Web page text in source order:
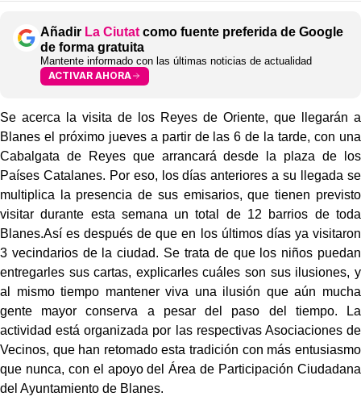
Añadir La Ciutat como fuente preferida de Google
de forma gratuita
Mantente informado con las últimas noticias de actualidad
ACTIVAR AHORA
Se acerca la visita de los Reyes de Oriente, que llegarán a
Blanes el próximo jueves a partir de las 6 de la tarde, con una
Cabalgata de Reyes que arrancará desde la plaza de los
Países Catalanes. Por eso, los días anteriores a su llegada se
multiplica la presencia de sus emisarios, que tienen previsto
visitar durante esta semana un total de 12 barrios de toda
Blanes.Así es después de que en los últimos días ya visitaron
3 vecindarios de la ciudad. Se trata de que los niños puedan
entregarles sus cartas, explicarles cuáles son sus ilusiones, y
al mismo tiempo mantener viva una ilusión que aún mucha
gente mayor conserva a pesar del paso del tiempo. La
actividad está organizada por las respectivas Asociaciones de
Vecinos, que han retomado esta tradición con más entusiasmo
que nunca, con el apoyo del Área de Participación Ciudadana
del Ayuntamiento de Blanes.